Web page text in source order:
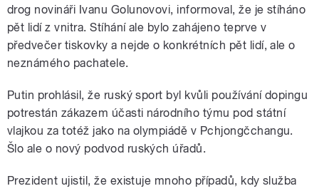
drog novináři Ivanu Golunovovi, informoval, že je stíháno
pět lidí z vnitra. Stíhání ale bylo zahájeno teprve v
předvečer tiskovky a nejde o konkrétních pět lidí, ale o
neznámého pachatele.
Putin prohlásil, že ruský sport byl kvůli používání dopingu
potrestán zákazem účasti národního týmu pod státní
vlajkou za totéž jako na olympiádě v Pchjongčchangu.
Šlo ale o nový podvod ruských úřadů.
Prezident ujistil, že existuje mnoho případů, kdy služba